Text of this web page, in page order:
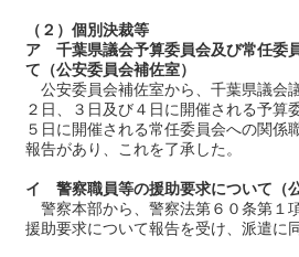
（２）個別決裁等
ア 千葉県議会予算委員会及び常任委
て（公安委員会補佐室）
公安委員会補佐室から、千葉県議会
２日、３日及び４日に開催される予算
５日に開催される常任委員会への関係
報告があり、これを了承した。
イ 警察職員等の援助要求について（
警察本部から、警察法第６０条第１
援助要求について報告を受け、派遣に